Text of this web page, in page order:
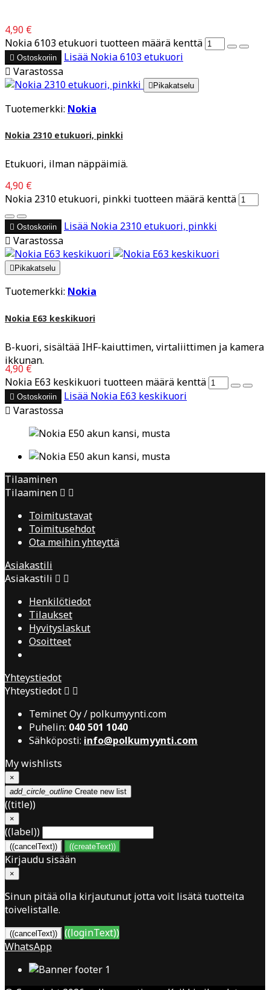
4,90 €
Nokia 6103 etukuori tuotteen määrä kenttä
 Ostoskoriin Lisää Nokia 6103 etukuori
 Varastossa
Pikakatselu
Tuotemerkki: Nokia
Nokia 2310 etukuori, pinkki
Etukuori, ilman näppäimiä.
4,90 €
Nokia 2310 etukuori, pinkki tuotteen määrä kenttä
 Ostoskoriin Lisää Nokia 2310 etukuori, pinkki
 Varastossa
 Pikakatselu
Tuotemerkki: Nokia
Nokia E63 keskikuori
B-kuori, sisältää IHF-kaiuttimen, virtaliittimen ja kamera
ikkunan.
4,90 €
Nokia E63 keskikuori tuotteen määrä kenttä
 Ostoskoriin Lisää Nokia E63 keskikuori
 Varastossa
Tilaaminen
Tilaaminen  
Toimitustavat
Toimitusehdot
Ota meihin yhteyttä
Asiakastili
Asiakastili  
Henkilötiedot
Tilaukset
Hyvityslaskut
Osoitteet
Yhteystiedot
Yhteystiedot  
Teminet Oy / polkumyynti.com
Puhelin: 040 501 1040
Sähköposti: info@polkumyynti.com
My wishlists
×
add_circle_outline Create new list
((title))
×
((label))
((cancelText)) ((createText))
Kirjaudu sisään
×
Sinun pitää olla kirjautunut jotta voit lisätä tuotteita
toivelistalle.
((cancelText))
((loginText))
WhatsApp